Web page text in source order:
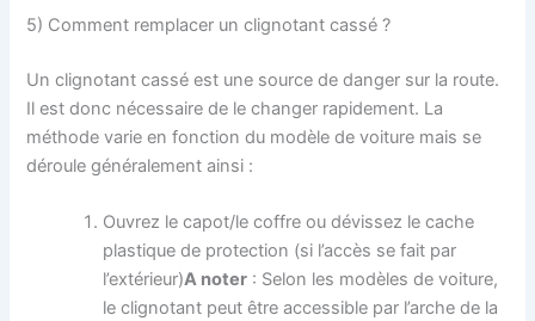
5) Comment remplacer un clignotant cassé ?
Un clignotant cassé est une source de danger sur la route.
Il est donc nécessaire de le changer rapidement. La
méthode varie en fonction du modèle de voiture mais se
déroule généralement ainsi :
Ouvrez le capot/le coffre ou dévissez le cache
plastique de protection (si l’accès se fait par
l’extérieur)A noter : Selon les modèles de voiture,
le clignotant peut être accessible par l’arche de la